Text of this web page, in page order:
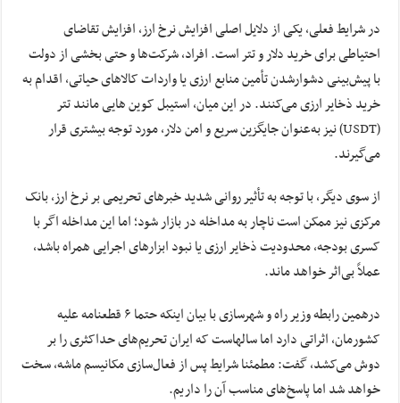
در شرایط فعلی، یکی از دلایل اصلی افزایش نرخ ارز، افزایش تقاضای
احتیاطی برای خرید دلار و تتر است. افراد، شرکت‌ها و حتی بخشی از دولت‌
با پیش‌بینی دشوارشدن تأمین منابع ارزی یا واردات کالاهای حیاتی، اقدام به
خرید ذخایر ارزی می‌کنند. در این میان، استیبل ‌کوین ‌هایی مانند تتر
(USDT) نیز به‌عنوان جایگزین سریع و امن دلار، مورد توجه بیشتری قرار
می‌گیرند.
از سوی دیگر، با توجه به تأثیر روانی شدید خبرهای تحریمی بر نرخ ارز، بانک
مرکزی نیز ممکن است ناچار به مداخله در بازار شود؛ اما این مداخله اگر با
کسری بودجه، محدودیت ذخایر ارزی یا نبود ابزارهای اجرایی همراه باشد،
عملاً بی‌اثر خواهد ماند.
درهمین رابطه وزیر راه و شهرسازی با بیان اینکه حتما ۶ قطعنامه علیه
کشورمان، اثراتی دارد اما سالهاست که ایران تحریم‌های حداکثری را بر
دوش می‌کشد، گفت: مطمئنا شرایط پس از فعال‌سازی مکانیسم ماشه، سخت
خواهد شد اما پاسخ‌های مناسب آن را داریم.